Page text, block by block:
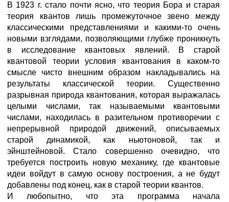
В 1923 г. стало почти ясно, что теория Бора и старая
теория квантов лишь промежуточное звено между
классическими представлениями и какими-то очень
новыми взглядами, позволяющими глубже проникнуть
в исследование квантовых явлений. В старой
квантовой теории условия квантования в каком-то
смысле чисто внешним образом накладывались на
результаты классической теории. Существенно
разрывная природа квантования, которая выражалась
целыми числами, так называемыми квантовыми
числами, находилась в разительном противоречии с
непрерывной природой движений, описываемых
старой динамикой, как ньютоновой, так и
эйнштейновой. Стало совершенно очевидно, что
требуется построить новую механику, где квантовые
идеи войдут в самую основу построения, а не будут
добавлены под конец, как в старой теории квантов.
И любопытно, что эта программа начала